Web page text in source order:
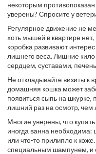
некоторым
уверены? Спросите у
Регулярное движение не
хоть мышей в квартире
коробка развивают
лишнего веса. Лишние
сердцем, суставами,
Не откладывайте визиты к
домашняя кошка может
появиться сыпь на шкурке,
лишний раз на осмотр, чем
Многие уверены, что
иногда ванна необходима:
или что-то прилипло к
специальным шампунем, и